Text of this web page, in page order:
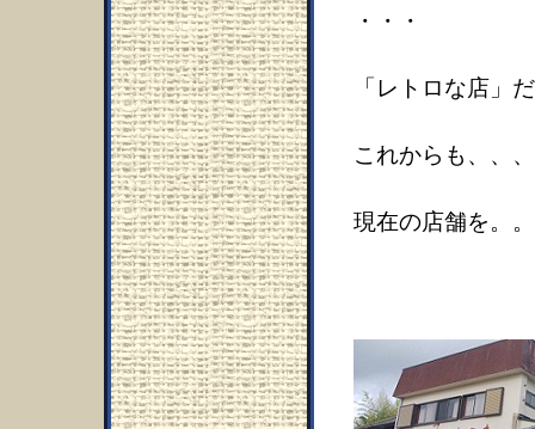
・・・
「レトロな店」
これからも、、
現在の店舗を。